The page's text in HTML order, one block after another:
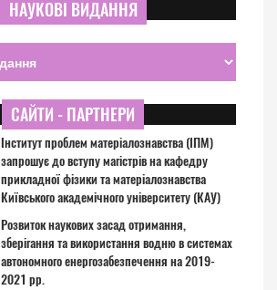
НАУКОВІ ВИДАННЯ
САЙТИ - ПАРТНЕРИ
Інститут проблем матеріалознавства (ІПМ)
запрошує до вступу магістрів на кафедру
прикладної фізики та матеріалознавства
Київського академічного університету (КАУ)
Розвиток наукових засад отримання,
зберігання та використання водню в системах
автономного енергозабезпечення на 2019-
2021 рр.